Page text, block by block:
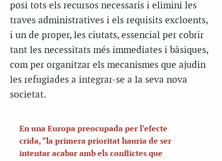
posi tots els recursos necessaris i elimini les
traves administratives i els requisits excloents,
i un de proper, les ciutats, essencial per cobrir
tant les necessitats més immediates i bàsiques,
com per organitzar els mecanismes que ajudin
les refugiades a integrar-se a la seva nova
societat.
En una Europa preocupada per l’efecte
crida, “la primera prioritat hauria de ser
intentar acabar amb els conflictes que